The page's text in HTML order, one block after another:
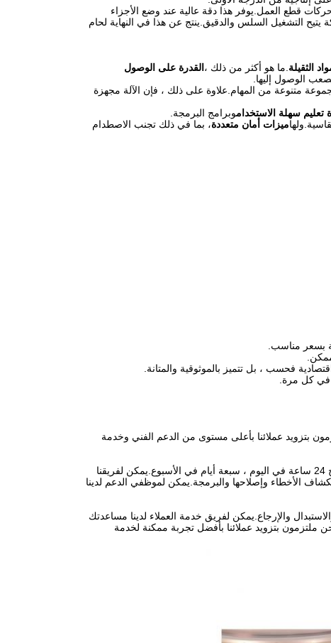
قطع العمل.يوفر هذا دقة عالية عند وضع الأجزاء
يتيح التشغيل السلس والدقيق.ينتج عن هذا في النهاية لحام
الثقيلة .ما هو أكثر من ذلك ، القدرة على الوصول
متنوعة من المهام.علاوة على ذلك ، فإن الآلة مجهزة
تعليم سهلة الاستخداموبرامج البرمجة.
ميزات أمان متعددة، بما في ذلك تجنب الاصطدام
بسعر مناسب.
فحسب ، بل تتميز بالموثوقية والمتانة.
في كل مرة.
بتزويد عملائنا بأعلى مستوى من الدعم الفني وخدمة
نحن نقدم الدعم الفني لمنتجات ذراع روبوت اللحام الخاصة بنا.فريق الدعم الفني لدينا متاح 24 ساعة في اليوم ، سبعة أيام في الأسبوع.يمكن لفريقنا
الأخطاء وإصلاحها والبرمجة.يمكن لموظفي الدعم لدينا
والإرجاع.يمكن لفريق خدمة العملاء لدينا مساعدتك
ملتزمون بتزويد عملائنا بأفضل تجربة ممكنة لخدمة